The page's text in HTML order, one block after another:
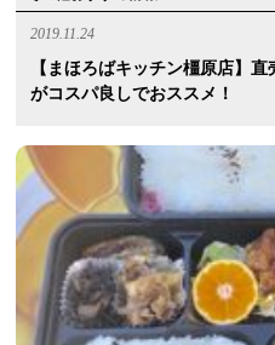
2019.11.24
【まほろばキッチン橿原店】
がコスパ良しでおススメ！